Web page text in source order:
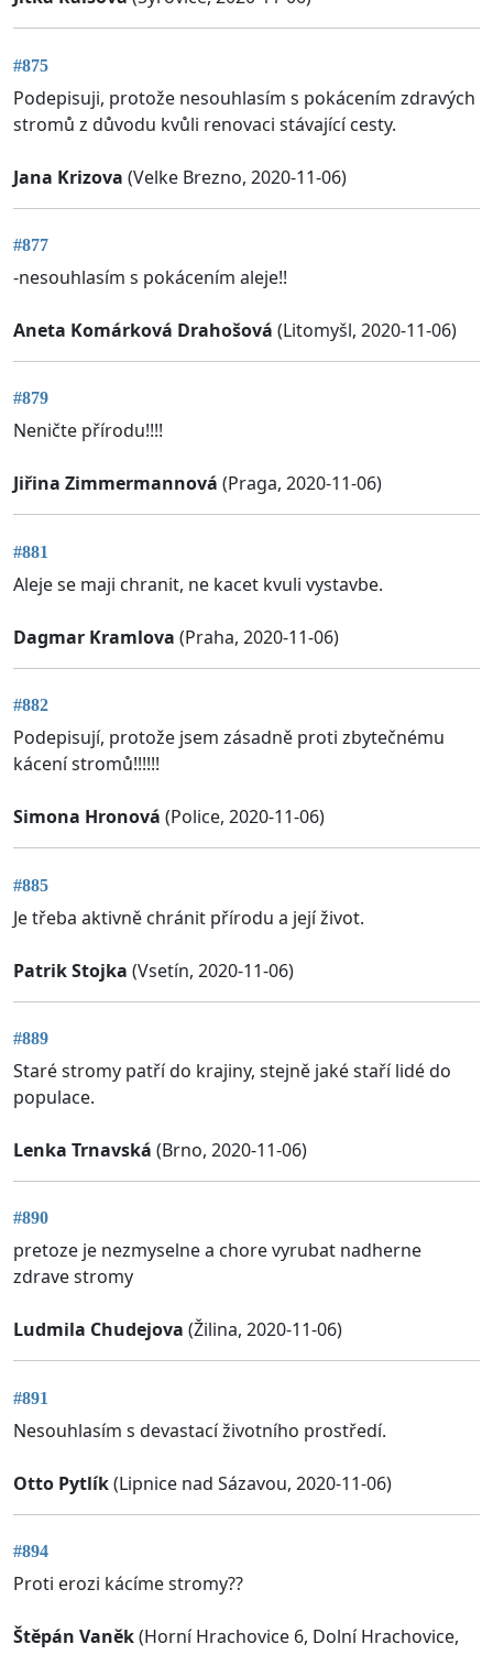
#875
Podepisuji, protože nesouhlasím s pokácením zdravých
stromů z důvodu kvůli renovaci stávající cesty.
Jana Krizova (Velke Brezno, 2020-11-06)
#877
-nesouhlasím s pokácením aleje!!
Aneta Komárková Drahošová (Litomyšl, 2020-11-06)
#879
Neničte přírodu!!!!
Jiřina Zimmermannová (Praga, 2020-11-06)
#881
Aleje se maji chranit, ne kacet kvuli vystavbe.
Dagmar Kramlova (Praha, 2020-11-06)
#882
Podepisují, protože jsem zásadně proti zbytečnému
kácení stromů!!!!!!
Simona Hronová (Police, 2020-11-06)
#885
Je třeba aktivně chránit přírodu a její život.
Patrik Stojka (Vsetín, 2020-11-06)
#889
Staré stromy patří do krajiny, stejně jaké staří lidé do
populace.
Lenka Trnavská (Brno, 2020-11-06)
#890
pretoze je nezmyselne a chore vyrubat nadherne
zdrave stromy
Ludmila Chudejova (Žilina, 2020-11-06)
#891
Nesouhlasím s devastací životního prostředí.
Otto Pytlík(Lipnice nad Sázavou, 2020-11-06)
#894
Proti erozi kácíme stromy??
Štěpán Vaněk(Horní Hrachovice 6, Dolní Hrachovice,